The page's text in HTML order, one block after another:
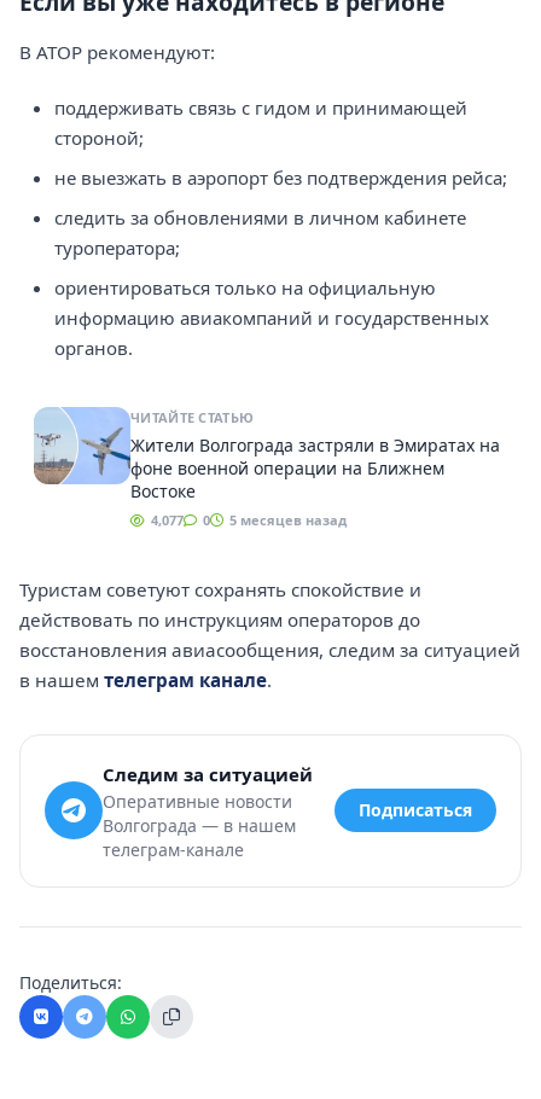
В АТОР рекомендуют:
поддерживать связь с гидом и принимающей
стороной;
не выезжать в аэропорт без подтверждения рейса;
следить за обновлениями в личном кабинете
туроператора;
ориентироваться только на официальную
информацию авиакомпаний и государственных
органов.
ЧИТАЙТЕ СТАТЬЮ
Жители Волгограда застряли в Эмиратах на
фоне военной операции на Ближнем
Востоке
4,077 0 5 месяцев назад
Туристам советуют сохранять спокойствие и
действовать по инструкциям операторов до
восстановления авиасообщения, следим за ситуацией
в нашем телеграм канале.
Следим за ситуацией
Оперативные новости
Волгограда — в нашем
телеграм-канале
Подписаться
Поделиться: